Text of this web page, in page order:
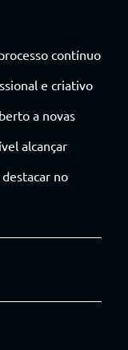
contínuo
e criativo
a novas
alcançar
no